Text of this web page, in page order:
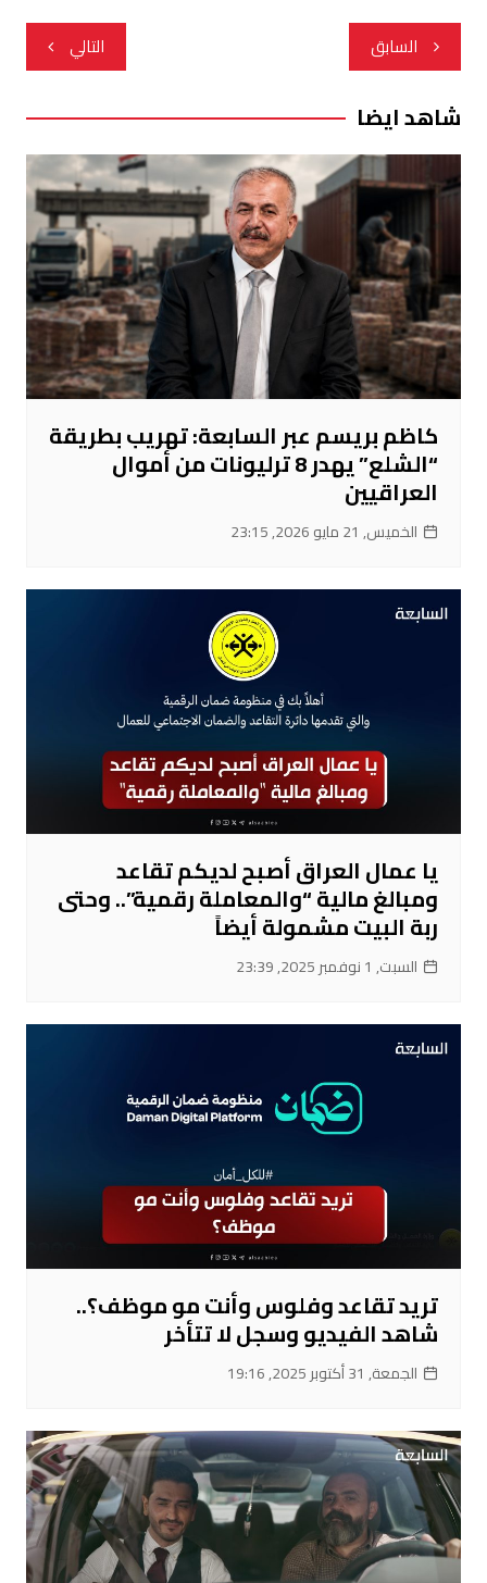
تصفّح
المقالات
السابق التالي
شاهد ايضا
كاظم بريسم عبر السابعة: تهريب بطريقة
“الشلع” يهدر 8 ترليونات من أموال
العراقيين
الخميس, 21 مايو 2026, 23:15
يا عمال العراق أصبح لديكم تقاعد
ومبالغ مالية “والمعاملة رقمية”.. وحتى
ربة البيت مشمولة أيضاً
السبت, 1 نوفمبر 2025, 23:39
تريد تقاعد وفلوس وأنت مو موظف؟..
شاهد الفيديو وسجل لا تتأخر
الجمعة, 31 أكتوبر 2025, 19:16